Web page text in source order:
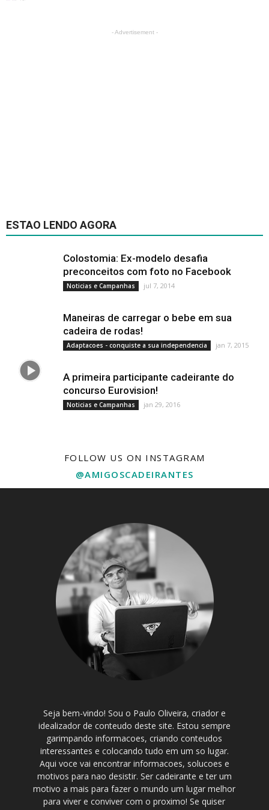
- Advertisement -
ESTAO LENDO AGORA
Colostomia: Ex-modelo desafia
preconceitos com foto no Facebook
Noticias e Campanhas jul 7, 2014
Maneiras de carregar o bebe em sua
cadeira de rodas!
Adaptacoes - conquiste a sua independencia jan 7, 2015
A primeira participante cadeirante do
concurso Eurovision!
Noticias e Campanhas jan 29, 2016
FOLLOW US ON INSTAGRAM
@AMIGOSCADEIRANTES
Seja bem-vindo! Sou o Paulo Oliveira, criador e
idealizador de conteudo deste site. Estou sempre
garimpando informacoes, criando conteudos
interessantes e colocando tudo em um so lugar.
Aqui voce vai encontrar informacoes, solucoes e
motivos para nao desistir. Ser cadeirante e ter um
motivo a mais para fazer o mundo um lugar melhor
para viver e conviver com o proximo! Se quiser